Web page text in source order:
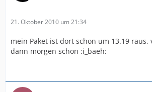
21. Oktober 2010 um 21:34
mein Paket ist dort schon um 13.19
dann morgen schon :i_baeh: